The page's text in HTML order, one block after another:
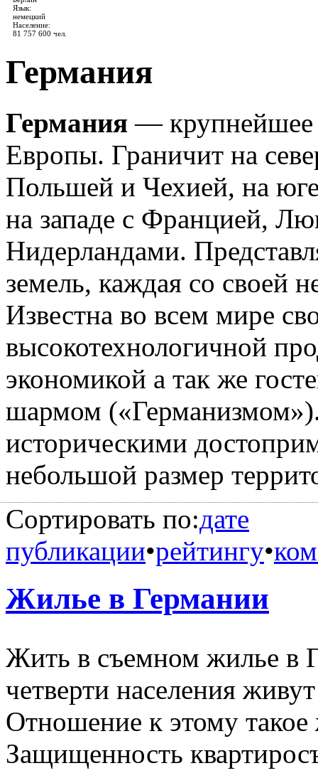
Язык:
немецкий
Население:
81 757 600 чел.
Германия
Германия — крупнейшее
Европы. Граничит на
Польшей и Чехией, на
на западе с Францией,
Нидерландами.
земель, каждая со своей
Известна во всем мире
высокотехнологичной
экономикой а так же
шармом
историческими
небольшой размер
Сортировать по:дате
публикации•рейтингу•
Жилье в Германии
Жить в съемном жилье в
четверти населения
Отношение к этому
Защищенность